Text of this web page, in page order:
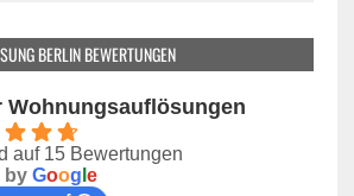
BERLIN BEWERTUNGEN
Wohnungsauflösungen
auf 15 Bewertungen
by Goog e